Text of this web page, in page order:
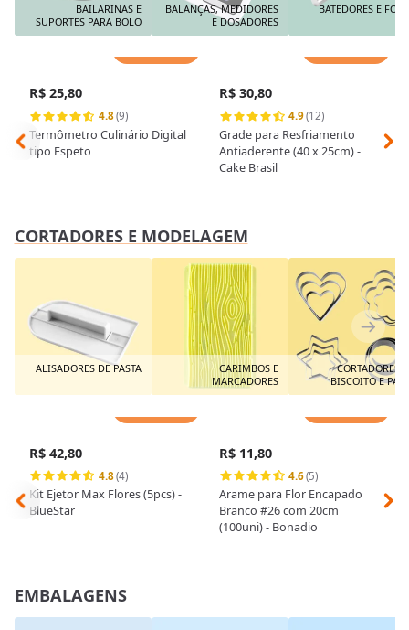
BAILARINAS E
SUPORTES PARA BOLO
BALANÇAS, MEDIDORES
E DOSADORES
BATEDORES E
R$ 25,80
4.8(9)
Termômetro Culinário Digital
tipo Espeto
R$ 30,80
4.9(12)
Grade para Resfriamento
Antiaderente (40 x 25cm) -
Cake Brasil
CORTADORES E MODELAGEM
ALISADORES DE PASTA
CARIMBOS E
MARCADORES
CORTADORES
BISCOITO E
R$ 42,80
4.8(4)
Kit Ejetor Max Flores (5pcs) -
BlueStar
R$ 11,80
4.6(5)
Arame para Flor Encapado
Branco #26 com 20cm
(100uni) - Bonadio
EMBALAGENS